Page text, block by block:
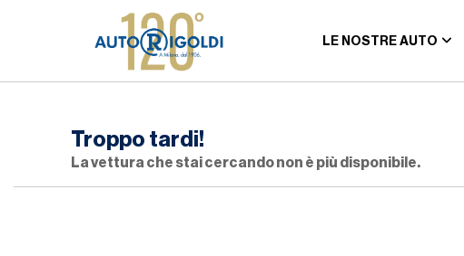
LE NOSTRE AUTO
Troppo tardi!
La vettura che stai cercando non è più disponibile.